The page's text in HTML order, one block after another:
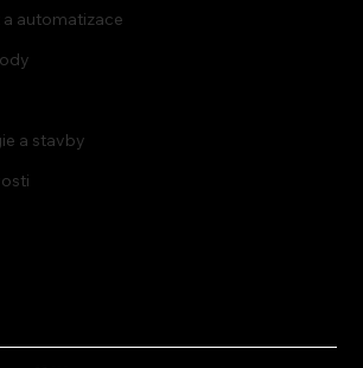
automatizace
a stavby